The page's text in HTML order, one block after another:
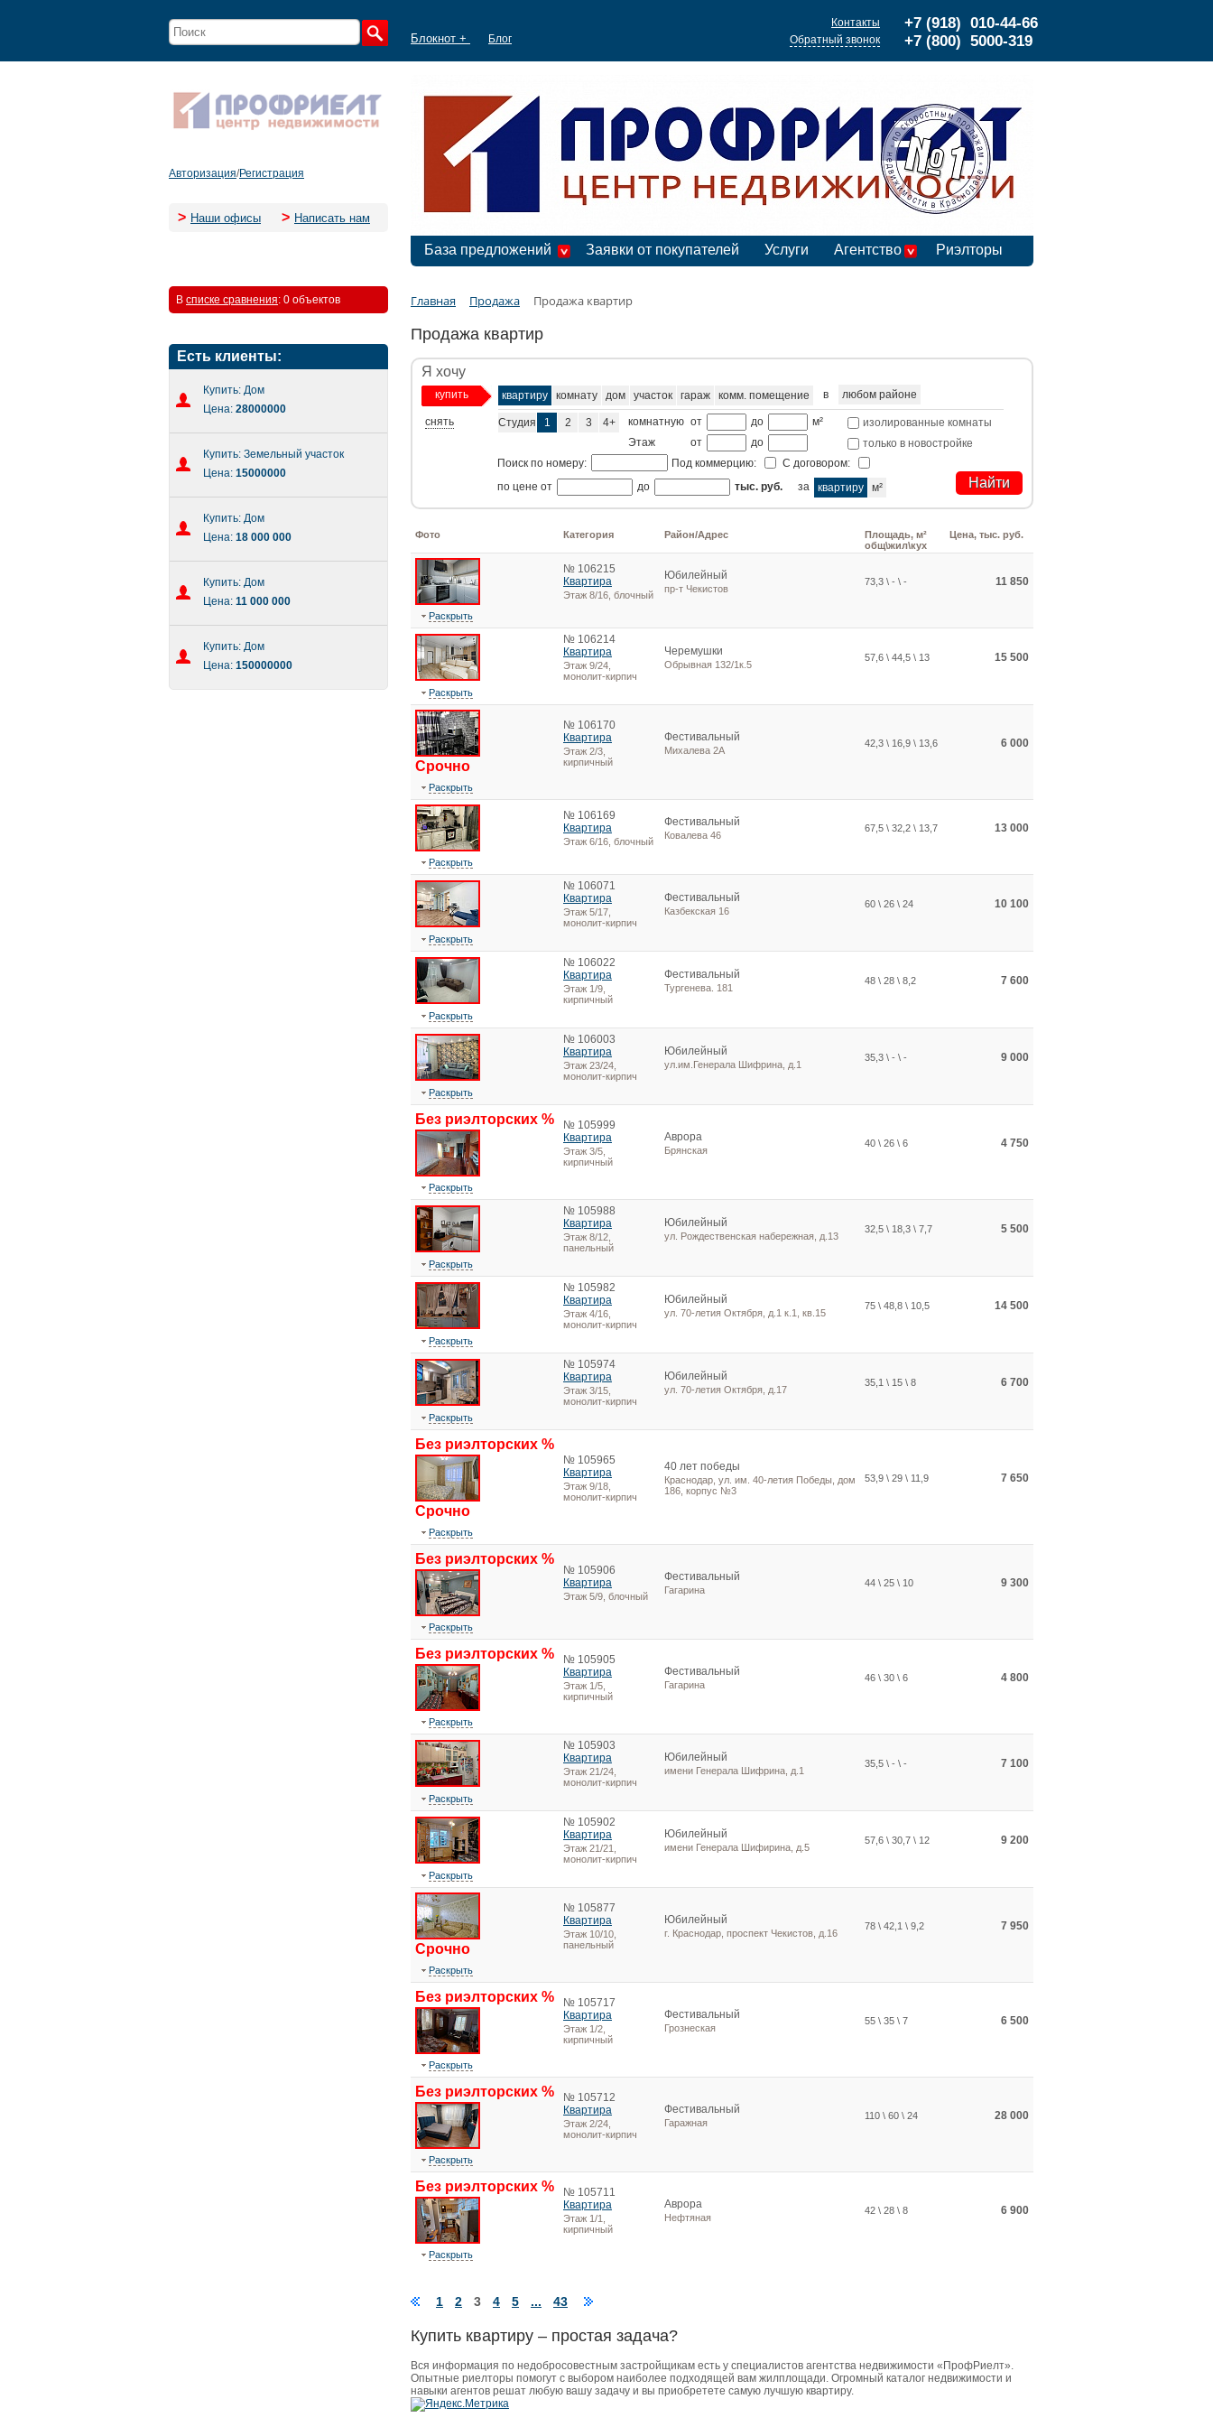
Блокнот + Блог
+7 (918) 010-44-66
+7 (800) 5000-319
Контакты
Обратный звонок
Авторизация/Регистрация
> Наши офисы > Написать нам
База предложений Заявки от покупателей Услуги Агентство Риэлторы
В списке сравнения: 0 объектов
Есть клиенты:
Купить: Дом
Цена: 28000000
Купить: Земельный участок
Цена: 15000000
Купить: Дом
Цена: 18 000 000
Купить: Дом
Цена: 11 000 000
Купить: Дом
Цена: 150000000
Главная Продажа Продажа квартир
Продажа квартир
Я хочу
купить
снять
квартиру комнату дом участок гараж комм. помещение в любом районе
Студия 1 2 3 4+ комнатную от до м²
изолированные комнаты
Этаж
от до
только в новостройке
Поиск по номеру:
Под коммерцию:
С договором:
по цене от
до тыс. руб. за квартиру м²
Фото Категория Район/Адрес
Площадь, м²
общ\жил\кух
Цена, тыс. руб.
№ 106215
Квартира
Этаж 8/16, блочный
Юбилейный
пр-т Чекистов
73,3 \ - \ - 11 850
Раскрыть
№ 106214
Квартира
Этаж 9/24,
монолит-кирпич
Черемушки
Обрывная 132/1к.5
57,6 \ 44,5 \ 13 15 500
Раскрыть
Срочно
№ 106170
Квартира
Этаж 2/3,
кирпичный
Фестивальный
Михалева 2А
42,3 \ 16,9 \ 13,6 6 000
Раскрыть
№ 106169
Квартира
Этаж 6/16, блочный
Фестивальный
Ковалева 46
67,5 \ 32,2 \ 13,7 13 000
Раскрыть
№ 106071
Квартира
Этаж 5/17,
монолит-кирпич
Фестивальный
Казбекская 16
60 \ 26 \ 24 10 100
Раскрыть
№ 106022
Квартира
Этаж 1/9,
кирпичный
Фестивальный
Тургенева. 181
48 \ 28 \ 8,2 7 600
Раскрыть
№ 106003
Квартира
Этаж 23/24,
монолит-кирпич
Юбилейный
ул.им.Генерала Шифрина, д.1
35,3 \ - \ - 9 000
Раскрыть
Без риэлторских %
№ 105999
Квартира
Этаж 3/5,
кирпичный
Аврора
Брянская
40 \ 26 \ 6 4 750
Раскрыть
№ 105988
Квартира
Этаж 8/12,
панельный
Юбилейный
ул. Рождественская набережная, д.13
32,5 \ 18,3 \ 7,7 5 500
Раскрыть
№ 105982
Квартира
Этаж 4/16,
монолит-кирпич
Юбилейный
ул. 70-летия Октября, д.1 к.1, кв.15
75 \ 48,8 \ 10,5 14 500
Раскрыть
№ 105974
Квартира
Этаж 3/15,
монолит-кирпич
Юбилейный
ул. 70-летия Октября, д.17
35,1 \ 15 \ 8 6 700
Раскрыть
Без риэлторских %
Срочно
№ 105965
Квартира
Этаж 9/18,
монолит-кирпич
40 лет победы
Краснодар, ул. им. 40-летия Победы, дом
186, корпус №3
53,9 \ 29 \ 11,9 7 650
Раскрыть
Без риэлторских %
№ 105906
Квартира
Этаж 5/9, блочный
Фестивальный
Гагарина
44 \ 25 \ 10 9 300
Раскрыть
Без риэлторских %
№ 105905
Квартира
Этаж 1/5,
кирпичный
Фестивальный
Гагарина
46 \ 30 \ 6 4 800
Раскрыть
№ 105903
Квартира
Этаж 21/24,
монолит-кирпич
Юбилейный
имени Генерала Шифрина, д.1
35,5 \ - \ - 7 100
Раскрыть
№ 105902
Квартира
Этаж 21/21,
монолит-кирпич
Юбилейный
имени Генерала Шифирина, д.5
57,6 \ 30,7 \ 12 9 200
Раскрыть
Срочно
№ 105877
Квартира
Этаж 10/10,
панельный
Юбилейный
г. Краснодар, проспект Чекистов, д.16
78 \ 42,1 \ 9,2 7 950
Раскрыть
Без риэлторских %
№ 105717
Квартира
Этаж 1/2,
кирпичный
Фестивальный
Грознеская
55 \ 35 \ 7 6 500
Раскрыть
Без риэлторских %
№ 105712
Квартира
Этаж 2/24,
монолит-кирпич
Фестивальный
Гаражная
110 \ 60 \ 24 28 000
Раскрыть
Без риэлторских %
№ 105711
Квартира
Этаж 1/1,
кирпичный
Аврора
Нефтяная
42 \ 28 \ 8 6 900
Раскрыть
1 2 3 4 5 ... 43
Купить квартиру – простая задача?
Вся информация по недобросовестным застройщикам есть у специалистов агентства недвижимости «ПрофРиелт».
Опытные риелторы помогут с выбором наиболее подходящей вам жилплощади. Огромный каталог недвижимости и
навыки агентов решат любую вашу задачу и вы приобретете самую лучшую квартиру.